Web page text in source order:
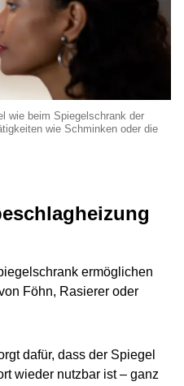
wie beim Spiegelschrank der
wie Schminken oder die
ermöglichen
Föhn, Rasierer oder
dafür, dass der Spiegel
wieder nutzbar ist – ganz